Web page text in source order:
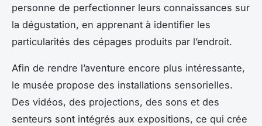
personne de perfectionner leurs connaissances sur
la dégustation, en apprenant à identifier les
particularités des cépages produits par l’endroit.
Afin de rendre l’aventure encore plus intéressante,
le musée propose des installations sensorielles.
Des vidéos, des projections, des sons et des
senteurs sont intégrés aux expositions, ce qui crée